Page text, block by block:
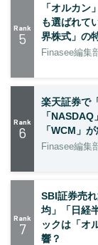
Rank
5
「オルカン
も選ばれて
界株式」の
Finasee編集
Rank
6
楽天証券で
「
「WCM」
Finasee編集
Rank
7
SBI証券売
均」「日経
ックは「オ
響？